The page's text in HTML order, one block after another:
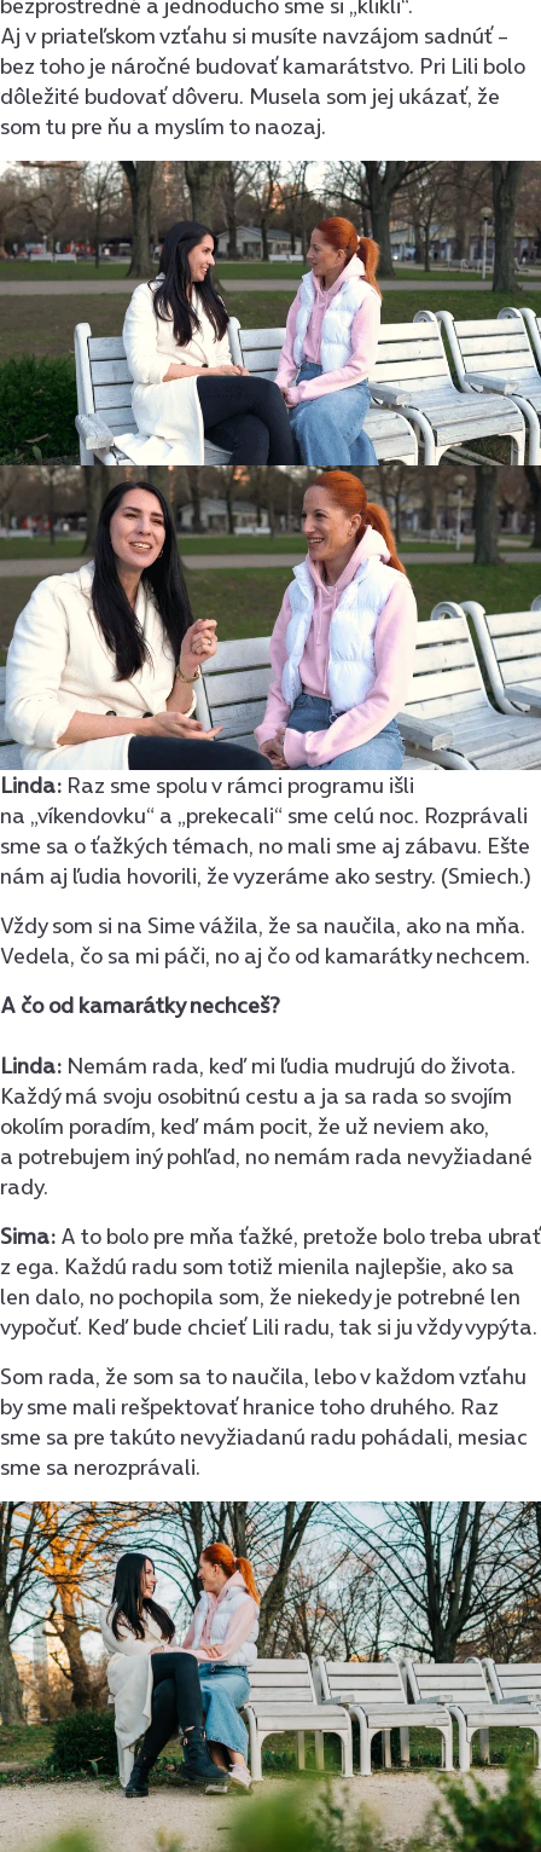
Aj v priateľskom vzťahu si musíte navzájom sadnúť –
bez toho je náročné budovať kamarátstvo. Pri Lili bolo
dôležité budovať dôveru. Musela som jej ukázať, že
som tu pre ňu a myslím to naozaj.
Linda: Raz sme spolu v rámci programu išli
na „víkendovku“ a „prekecali“ sme celú noc. Rozprávali
sme sa o ťažkých témach, no mali sme aj zábavu. Ešte
nám aj ľudia hovorili, že vyzeráme ako sestry. (Smiech.)
Vždy som si na Sime vážila, že sa naučila, ako na mňa.
Vedela, čo sa mi páči, no aj čo od kamarátky nechcem.
A čo od kamarátky nechceš?
Linda: Nemám rada, keď mi ľudia mudrujú do života.
Každý má svoju osobitnú cestu a ja sa rada so svojím
okolím poradím, keď mám pocit, že už neviem ako,
a potrebujem iný pohľad, no nemám rada nevyžiadané
rady.
Sima: A to bolo pre mňa ťažké, pretože bolo treba ubrať
z ega. Každú radu som totiž mienila najlepšie, ako sa
len dalo, no pochopila som, že niekedy je potrebné len
vypočuť. Keď bude chcieť Lili radu, tak si ju vždy vypýta.
Som rada, že som sa to naučila, lebo v každom vzťahu
by sme mali rešpektovať hranice toho druhého. Raz
sme sa pre takúto nevyžiadanú radu pohádali, mesiac
sme sa nerozprávali.